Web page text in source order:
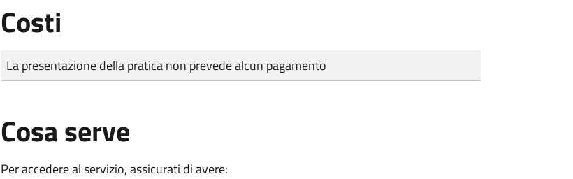
Costi
Tipo di pagamento
Importo
La presentazione della pratica non prevede alcun pagamento
Cosa serve
Per accedere al servizio, assicurati di avere: